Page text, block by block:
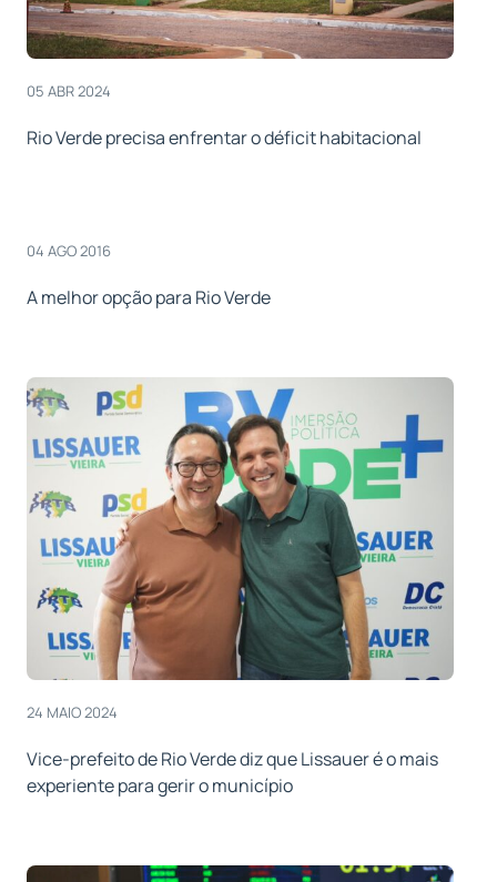
05 ABR 2024
Rio Verde precisa enfrentar o déficit habitacional
04 AGO 2016
A melhor opção para Rio Verde
24 MAIO 2024
Vice-prefeito de Rio Verde diz que Lissauer é o mais
experiente para gerir o município